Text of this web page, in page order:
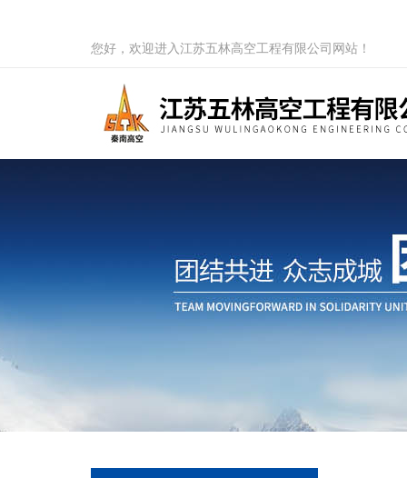
您好，欢迎进入江苏五林高空工程有限公司网站！